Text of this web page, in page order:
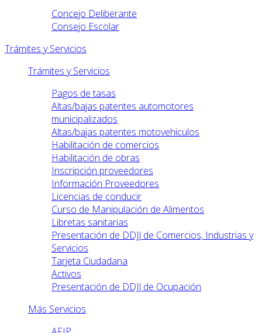
Concejo Deliberante
Consejo Escolar
Trámites y Servicios
Trámites y Servicios
Pagos de tasas
Altas/bajas patentes automotores
municipalizados
Altas/bajas patentes motovehiculos
Habilitación de comercios
Habilitación de obras
Inscripción proveedores
Información Proveedores
Licencias de conducir
Curso de Manipulación de Alimentos
Libretas sanitarias
Presentación de DDJJ de Comercios, Industrias y
Servicios
Tarjeta Ciudadana
Activos
Presentación de DDJJ de Ocupación
Más Servicios